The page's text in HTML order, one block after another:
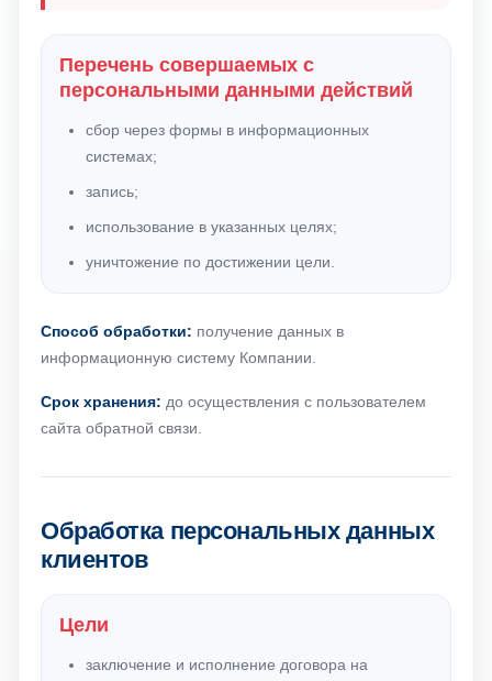
Перечень совершаемых с
персональными данными действий
сбор через формы в информационных
системах;
запись;
использование в указанных целях;
уничтожение по достижении цели.
Способ обработки: получение данных в
информационную систему Компании.
Срок хранения: до осуществления с пользователем
сайта обратной связи.
Обработка персональных данных
клиентов
Цели
заключение и исполнение договора на